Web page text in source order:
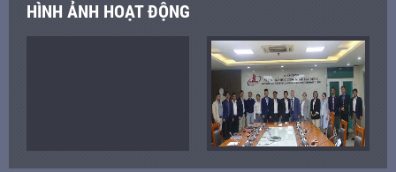
HÌNH ẢNH HOẠT ĐỘNG